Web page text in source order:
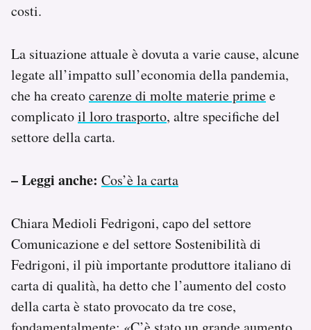
costi.
La situazione attuale è dovuta a varie cause, alcune
legate all’impatto sull’economia della pandemia,
che ha creatocarenze di molte materie primee
complicatoil loro trasporto, altre specifiche del
settore della carta.
– Leggi anche: Cos’è la carta
Chiara Medioli Fedrigoni, capo del settore
Comunicazione e del settore Sostenibilità di
Fedrigoni, il più importante produttore italiano di
carta di qualità, ha detto che l’aumento del costo
della carta è stato provocato da tre cose,